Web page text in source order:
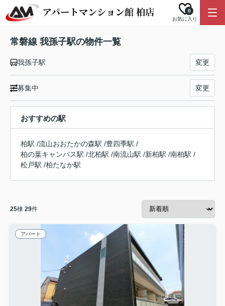
お気に入り
0
常磐線 我孫子駅の物件一覧
我孫子駅 変更
募集中 変更
おすすめの駅
柏駅 /流山おおたかの森駅 /豊四季駅 /
柏の葉キャンパス駅 /北柏駅 /南流山駅 /新柏駅 /南柏駅 /
松戸駅 /柏たなか駅
25棟 29件
アパート